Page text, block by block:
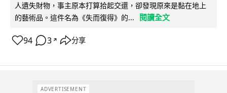
人遺失財物，事主原本打算拾起交還，卻發現原來是黏在地上
的藝術品。這件名為《失而復得》的...
閱讀全文
94 3 ↗ 分享
ADVERTISEMENT